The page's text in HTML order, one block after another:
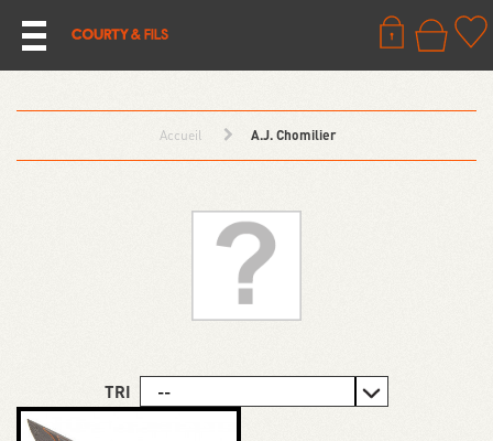
Accueil A.J. Chomilier
TRI